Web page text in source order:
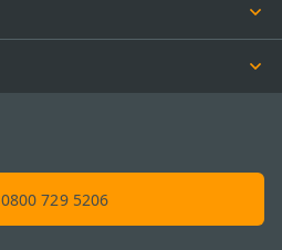
0800 729 5206